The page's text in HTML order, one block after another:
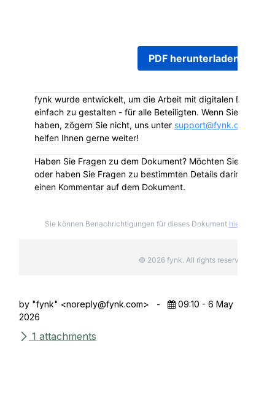
PDF herunterladen
fynk wurde entwickelt, um die Arbeit mit digitalen
einfach zu gestalten - für alle Beteiligten. Wenn Sie Fragen
haben, zögern Sie nicht, uns unter support@fynk.com
helfen Ihnen gerne weiter!
Haben Sie Fragen zu dem Dokument? Möchten Sie das
oder haben Sie Fragen zu bestimmten Details darin?
einen Kommentar auf dem Dokument.
Sie können Benachrichtigungen für dieses Dokument hier
© 2026 fynk. All rights reserved.
by "fynk" <noreply@fynk.com> -
09:10 - 6 May
2026
1 attachments